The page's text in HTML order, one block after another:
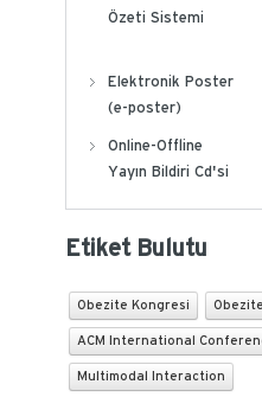
Özeti Sistemi
Elektronik Poster
(e-poster)
Online-Offline
Yayın Bildiri Cd'si
Etiket Bulutu
Obezite Kongresi
ACM International
Multimodal Interaction